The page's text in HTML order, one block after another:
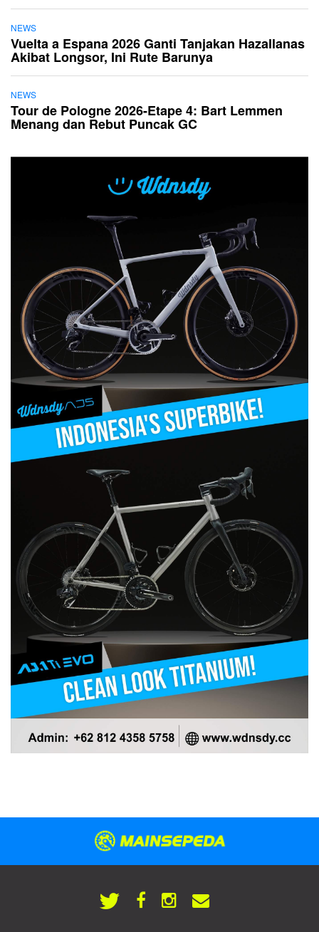
NEWS
Vuelta a Espana 2026 Ganti Tanjakan Hazallanas
Akibat Longsor, Ini Rute Barunya
NEWS
Tour de Pologne 2026-Etape 4: Bart Lemmen
Menang dan Rebut Puncak GC